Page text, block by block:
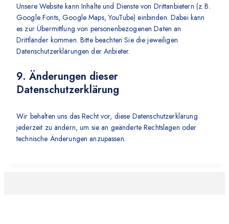
Unsere Website kann Inhalte und Dienste von Drittanbietern (z. B.
Google Fonts, Google Maps, YouTube) einbinden. Dabei kann
es zur Übermittlung von personenbezogenen Daten an
Drittländer kommen. Bitte beachten Sie die jeweiligen
Datenschutzerklärungen der Anbieter.
9. Änderungen dieser
Datenschutzerklärung
Wir behalten uns das Recht vor, diese Datenschutzerklärung
jederzeit zu ändern, um sie an geänderte Rechtslagen oder
technische Änderungen anzupassen.